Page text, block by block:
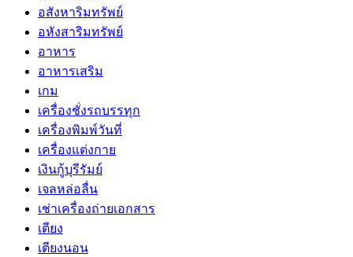
อสังหาริมทรัพย์
อหังสาริมทรัพย์
อาหาร
อาหารเสริม
เกม
เครื่องชั่งรถบรรทุก
เครื่องพิมพ์วันที่
เครื่องแต่งกาย
เงินกู้บุรีรัมย์
เจลหล่อลื่น
เช่าเครื่องถ่ายเอกสาร
เตียง
เตียงนอน